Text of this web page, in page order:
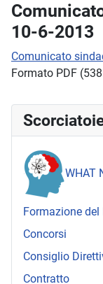
WHAT
Formazione del
Concorsi
Consiglio
Contratto
10-6-2013
Comunicato
Formato PDF